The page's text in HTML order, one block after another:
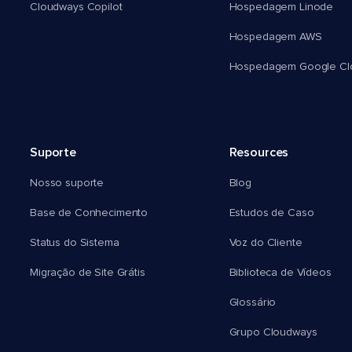
Cloudways Copilot Hospedagem Linode
Hospedagem AWS
Hospedagem Google
Suporte
Nosso suporte
Base de Conhecimento
Status do Sistema
Migração de Site Grátis
Resources
Blog
Estudos de Caso
Voz do Cliente
Biblioteca de Vídeos
Glossário
Grupo Cloudways